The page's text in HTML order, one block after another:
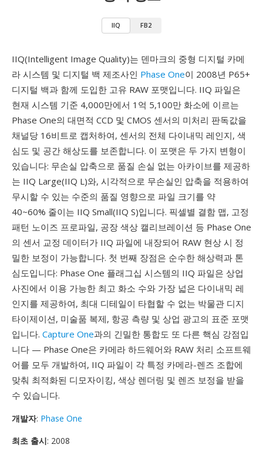
IIQ FB2
IIQ(Intelligent Image Quality)는 덴마크의 중형 디지털 카메
라 시스템 및 디지털 백 제조사인 Phase One이 2008년 P65+
디지털 백과 함께 도입한 고유 RAW 포맷입니다. IIQ 파일은
현재 시스템 기준 4,000만에서 1억 5,100만 화소에 이르는
Phase One의 대면적 CCD 및 CMOS 센서의 미처리 판독값을
채널당 16비트로 캡처하여, 센서의 전체 다이내믹 레인지, 색
심도 및 공간 해상도를 보존합니다. 이 포맷은 두 가지 변형이
있습니다: 무손실 압축으로 품질 손실 없는 아카이브를 제공하
는 IIQ Large(IIQ L)와, 시각적으로 무손실인 압축을 적용하여
무시할 수 있는 수준의 품질 영향으로 파일 크기를 약
40~60% 줄이는 IIQ Small(IIQ S)입니다. 픽셀별 결함 맵, 고정
패턴 노이즈 프로파일, 공장 색상 캘리브레이션 등 Phase One
의 센서 교정 데이터가 IIQ 파일에 내장되어 RAW 현상 시 정
밀한 보정이 가능합니다. 첫 번째 장점은 순수한 해상력과 톤
심도입니다: Phase One 플래그십 시스템의 IIQ 파일은 상업
사진에서 이용 가능한 최고 화소 수와 가장 넓은 다이내믹 레
인지를 제공하여, 최대 디테일이 타협할 수 없는 박물관 디지
타이제이션, 미술품 복제, 항공 측량 및 상업 광고의 표준 포맷
입니다. Capture One과의 긴밀한 통합도 또 다른 핵심 강점입
니다 — Phase One은 카메라 하드웨어와 RAW 처리 소프트웨
어를 모두 개발하여, IIQ 파일이 각 특정 카메라-렌즈 조합에
맞춰 최적화된 디모자이킹, 색상 렌더링 및 렌즈 보정을 받을
수 있습니다.
개발자: Phase One
최초 출시: 2008